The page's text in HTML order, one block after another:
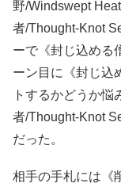
野/Windswept
者/Thought-Knot
ーで《封じ込める
ーン目に《封じ込
トするかどうか悩
者/Thought-Knot
だった。
相手の手札には《